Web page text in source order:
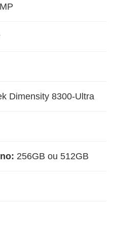
Dimensity 8300-Ultra
256GB ou 512GB